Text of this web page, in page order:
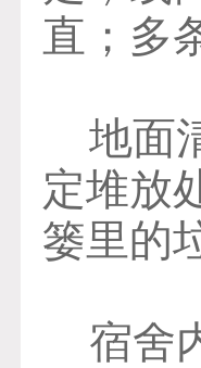
直；多
地面
定堆放
篓里的
宿舍